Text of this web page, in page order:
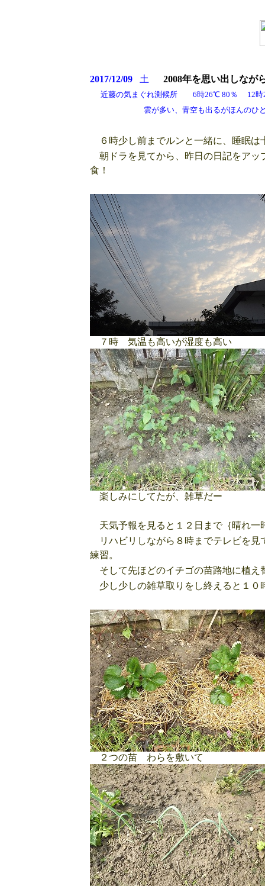
2017/12/09土 2008年を思い出しなが
近藤の気まぐれ測候所 6時26℃ 80％ 12
雲が多い、青空も出るがほんのひとと
６時少し前までルンと一緒に、睡眠は
朝ドラを見てから、昨日の日記をア
食！
７時 気温も高いが湿度も高い
楽しみにしてたが、雑草だー
天気予報を見ると１２日まで｛晴れ一
リハビリしながら８時までテレビを見
練習。
そして先ほどのイチゴの苗路地に植
少し少しの雑草取りをし終えると１
２つの苗 わらを敷いて